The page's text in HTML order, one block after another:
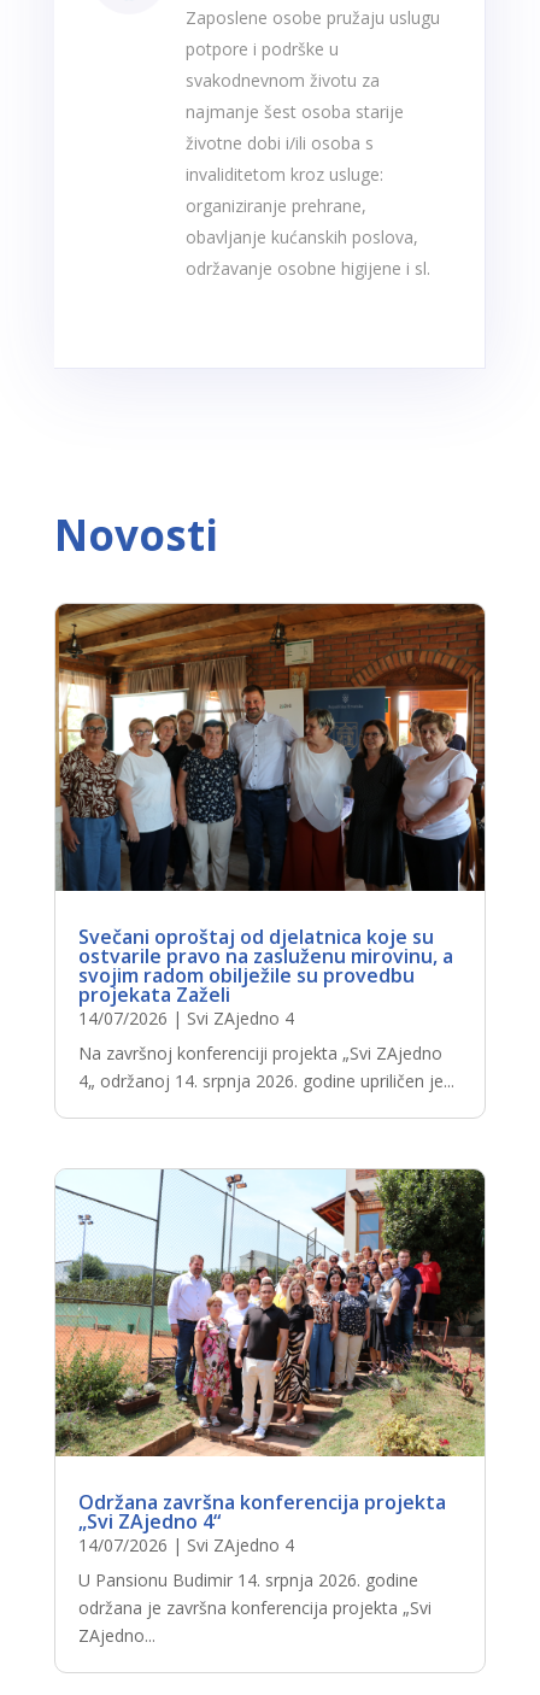
Zaposlene osobe pružaju uslugu
potpore i podrške u
svakodnevnom životu za
najmanje šest osoba starije
životne dobi i/ili osoba s
invaliditetom kroz usluge:
organiziranje prehrane,
obavljanje kućanskih poslova,
održavanje osobne higijene i sl.
Novosti
Svečani oproštaj od djelatnica koje su
ostvarile pravo na zasluženu mirovinu, a
svojim radom obilježile su provedbu
projekata Zaželi
14/07/2026 | Svi ZAjedno 4
Na završnoj konferenciji projekta „Svi ZAjedno
4„ održanoj 14. srpnja 2026. godine upriličen je...
Održana završna konferencija projekta
„Svi ZAjedno 4“
14/07/2026 | Svi ZAjedno 4
U Pansionu Budimir 14. srpnja 2026. godine
održana je završna konferencija projekta „Svi
ZAjedno...